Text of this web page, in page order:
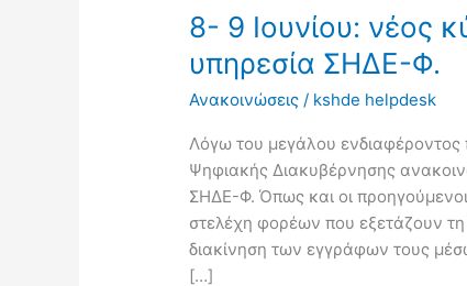
8- 9 Ιουνίου: νέος
υπηρεσία ΣΗΔΕ-Φ.
Ανακοινώσεις / kshde helpdesk
Λόγω του μεγάλου
Ψηφιακής Διακυβέρνησης
ΣΗΔΕ-Φ. Όπως και οι
στελέχη φορέων που εξετάζουν
διακίνηση των εγγράφων τους
[…]
8-
Ιουνίου:
νέος
εκπαίδευσης
στην
υπηρεσία
ΣΗΔΕ-
Φ.